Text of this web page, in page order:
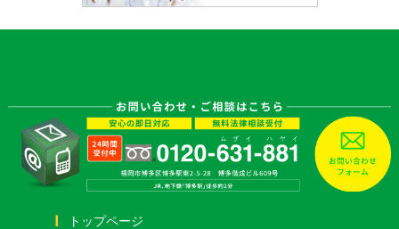
トップページ